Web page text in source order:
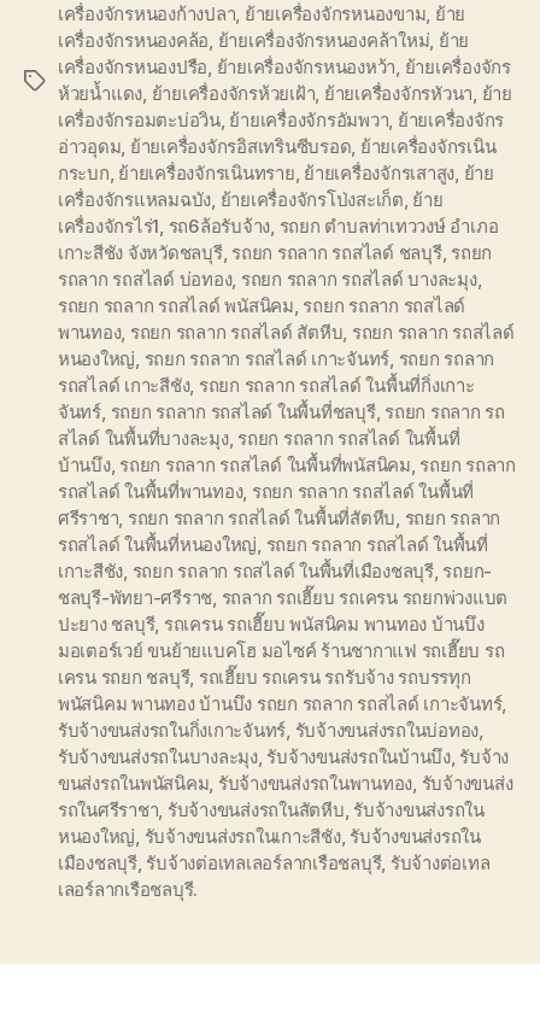
Tags
เครื่องจักรหนองก้างปลา, ย้ายเครื่องจักรหนองขาม, ย้าย
เครื่องจักรหนองคล้อ, ย้ายเครื่องจักรหนองคล้าใหม่, ย้าย
เครื่องจักรหนองปรือ, ย้ายเครื่องจักรหนองหว้า, ย้ายเครื่องจักร
ห้วยน้ำแดง, ย้ายเครื่องจักรห้วยเฝ้า, ย้ายเครื่องจักรหัวนา, ย้าย
เครื่องจักรอมตะบ่อวิน, ย้ายเครื่องจักรอัมพวา, ย้ายเครื่องจักร
อ่าวอุดม, ย้ายเครื่องจักรอิสเทรินซีบรอด, ย้ายเครื่องจักรเนิน
กระบก, ย้ายเครื่องจักรเนินทราย, ย้ายเครื่องจักรเสาสูง, ย้าย
เครื่องจักรแหลมฉบัง, ย้ายเครื่องจักรโป่งสะเก็ต, ย้าย
เครื่องจักรไร่1, รถ6ล้อรับจ้าง, รถยก ตำบลท่าเทววงษ์ อำเภอ
เกาะสีชัง จังหวัดชลบุรี, รถยก รถลาก รถสไลด์ ชลบุรี, รถยก
รถลาก รถสไลด์ บ่อทอง, รถยก รถลาก รถสไลด์ บางละมุง,
รถยก รถลาก รถสไลด์ พนัสนิคม, รถยก รถลาก รถสไลด์
พานทอง, รถยก รถลาก รถสไลด์ สัตหีบ, รถยก รถลาก รถสไลด์
หนองใหญ่, รถยก รถลาก รถสไลด์ เกาะจันทร์, รถยก รถลาก
รถสไลด์ เกาะสีชัง, รถยก รถลาก รถสไลด์ ในพื้นที่กิ่งเกาะ
จันทร์, รถยก รถลาก รถสไลด์ ในพื้นที่ชลบุรี, รถยก รถลาก รถ
สไลด์ ในพื้นที่บางละมุง, รถยก รถลาก รถสไลด์ ในพื้นที่
บ้านบึง, รถยก รถลาก รถสไลด์ ในพื้นที่พนัสนิคม, รถยก รถลาก
รถสไลด์ ในพื้นที่พานทอง, รถยก รถลาก รถสไลด์ ในพื้นที่
ศรีราชา, รถยก รถลาก รถสไลด์ ในพื้นที่สัตหีบ, รถยก รถลาก
รถสไลด์ ในพื้นที่หนองใหญ่, รถยก รถลาก รถสไลด์ ในพื้นที่
เกาะสีชัง, รถยก รถลาก รถสไลด์ ในพื้นที่เมืองชลบุรี, รถยก-
ชลบุรี-พัทยา-ศรีราช, รถลาก รถเฮี๊ยบ รถเครน รถยกพ่วงแบต
ปะยาง ชลบุรี, รถเครน รถเฮี๊ยบ พนัสนิคม พานทอง บ้านบึง
มอเตอร์เวย์ ขนย้ายแบคโฮ มอไซค์ ร้านชากาแฟ รถเฮี๊ยบ รถ
เครน รถยก ชลบุรี, รถเฮี๊ยบ รถเครน รถรับจ้าง รถบรรทุก
พนัสนิคม พานทอง บ้านบึง รถยก รถลาก รถสไลด์ เกาะจันทร์,
รับจ้างขนส่งรถในกิ่งเกาะจันทร์, รับจ้างขนส่งรถในบ่อทอง,
รับจ้างขนส่งรถในบางละมุง, รับจ้างขนส่งรถในบ้านบึง, รับจ้าง
ขนส่งรถในพนัสนิคม, รับจ้างขนส่งรถในพานทอง, รับจ้างขนส่ง
รถในศรีราชา, รับจ้างขนส่งรถในสัตหีบ, รับจ้างขนส่งรถใน
หนองใหญ่, รับจ้างขนส่งรถในเกาะสีชัง, รับจ้างขนส่งรถใน
เมืองชลบุรี, รับจ้างต่อเทลเลอร์ลากเรือชลบุรี, รับจ้างต่อเทล
เลอร์ลากเรือชลบุรี.